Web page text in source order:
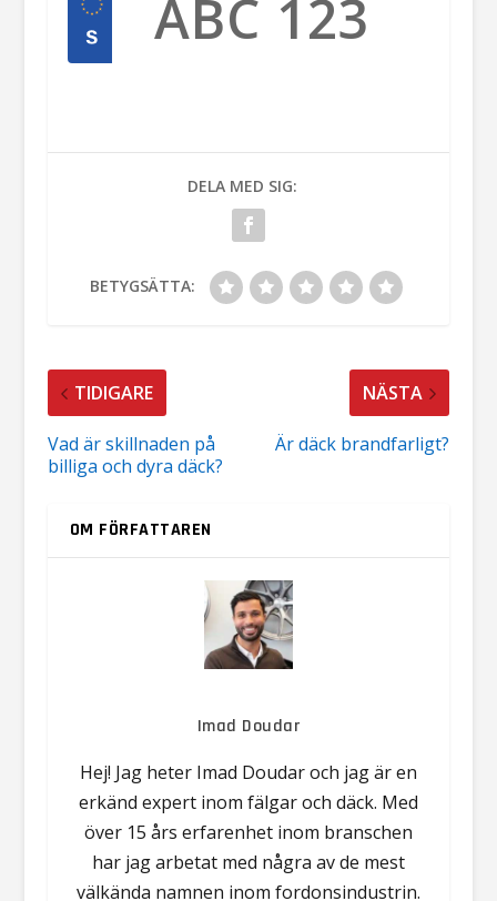
DELA MED SIG:
BETYGSÄTTA:
TIDIGARE
Vad är skillnaden på
billiga och dyra däck?
NÄSTA
Är däck brandfarligt?
OM FÖRFATTAREN
Imad Doudar
Hej! Jag heter Imad Doudar och jag är en
erkänd expert inom fälgar och däck. Med
över 15 års erfarenhet inom branschen
har jag arbetat med några av de mest
välkända namnen inom fordonsindustrin.